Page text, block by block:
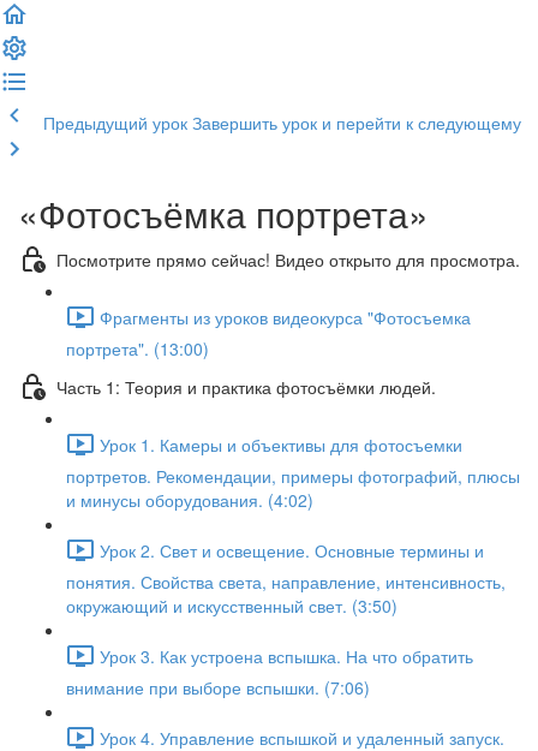
Предыдущий урок Завершить урок и перейти к следующему
«Фотосъёмка портрета»
Посмотрите прямо сейчас! Видео открыто для просмотра.
Фрагменты из уроков видеокурса "Фотосъемка
портрета". (13:00)
Часть 1: Теория и практика фотосъёмки людей.
Урок 1. Камеры и объективы для фотосъемки
портретов. Рекомендации, примеры фотографий, плюсы
и минусы оборудования. (4:02)
Урок 2. Свет и освещение. Основные термины и
понятия. Свойства света, направление, интенсивность,
окружающий и искусственный свет. (3:50)
Урок 3. Как устроена вспышка. На что обратить
внимание при выборе вспышки. (7:06)
Урок 4. Управление вспышкой и удаленный запуск.